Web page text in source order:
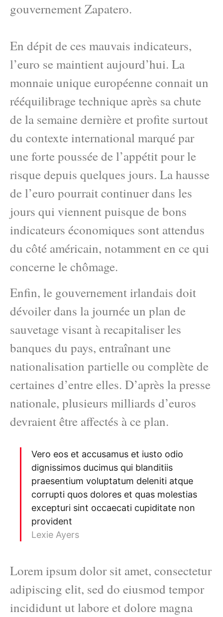
gouvernement Zapatero.
En dépit de ces mauvais indicateurs,
l’euro se maintient aujourd’hui. La
monnaie unique européenne connait un
rééquilibrage technique après sa chute
de la semaine dernière et profite surtout
du contexte international marqué par
une forte poussée de l’appétit pour le
risque depuis quelques jours. La hausse
de l’euro pourrait continuer dans les
jours qui viennent puisque de bons
indicateurs économiques sont attendus
du côté américain, notamment en ce qui
concerne le chômage.
Enfin, le gouvernement irlandais doit
dévoiler dans la journée un plan de
sauvetage visant à recapitaliser les
banques du pays, entraînant une
nationalisation partielle ou complète de
certaines d’entre elles. D’après la presse
nationale, plusieurs milliards d’euros
devraient être affectés à ce plan.
Vero eos et accusamus et iusto odio
dignissimos ducimus qui blanditiis
praesentium voluptatum deleniti atque
corrupti quos dolores et quas molestias
excepturi sint occaecati cupiditate non
provident
Lexie Ayers
Lorem ipsum dolor sit amet, consectetur
adipiscing elit, sed do eiusmod tempor
incididunt ut labore et dolore magna